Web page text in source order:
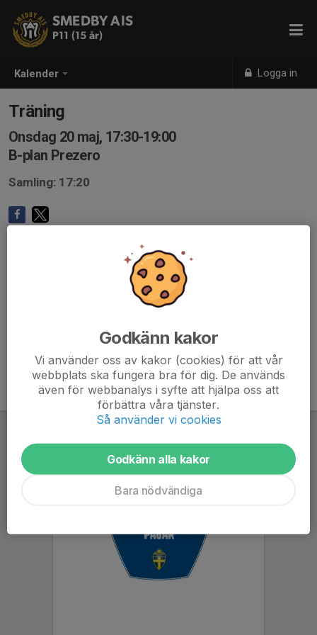
Kalender Logga in
SMEDBY AIS
P11 (15 år)
Träning
Onsdag 20 maj, 17:30-19:00
B-plan Prezero
Samling: 17:20
Godkänn kakor
Vi använder oss av kakor (cookies) för att vår
webbplats ska fungera bra för dig. De används
även för webbanalys i syfte att hjälpa oss att
förbättra våra tjänster.
Så använder vi cookies
Godkänn alla kakor
Bara nödvändiga